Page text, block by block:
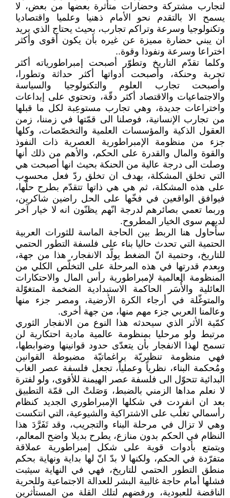
لتجارب مشتركة وحضارات متأثرة بعضها من بعض، لا
يسمح الا بالتقدم نحو الأمام ذهنيا وعلميا واقتصاديا
وتكنولوجيا وسرعة وتراكم تجارب، بحيث يحتاج الذي يريد
ان يبني حضارة مميزة عن غيره بأن يكون أقوى وأكثر
اختراعا وسرعة ونفوذا وقوة..
وكلما تقدّم التاريخ وتطوّر أصبحت إمبراطورياته أكثر
تجربة وحنكة، وأصبحت أدواتها أكثر حداثة وتطورا،
وأصبحت تجارب العلوم والتكنولوجيا والسياسة
والاجتماعيات والاقتصاد أكثر دقّة، وتحتوي على إبداعات
واختراعات جديدة، وهي تجارب مستوعِبة لكل ما قبلها
من تجارب الإنسانية، فوصلنا الى قمّتها في زمننا، زمن
العقول الذكية والمؤسسات العلمية والتخصّصات، وكلها
جزء من منظومة الإمبراطورية العصرية ذات النفوذ
والقوة والمال والقدرة على الحكم، والأهم من ذلك أنها
وصلت الى درجة عالية من الحنكة بحيث انها أصبحت هي
التي تخلق المشكلة، بهدف ان تخلق ردّ فعل محسوب
على هذه المشكلة، ثم هي هي ذاتها تتقدّم بطرح حلّها،
فيوافق الواقعين في فخّها على الحل راضين شاكرين،
وربما تعمي بصائرهم لدرجة انّهم يظنّون انه لا خيار آخر
لديهم سوى الخيار المطروح.
سأحاول هنا الربط بين الحاجة الماسة للثورات العربية
الحتمية التي تحدث حاليا بناء على فلسفة التطور الحتمي
للتاريخ، وحتمية انّ الضغط يولّد الانفجار، هذا من جهة،
وبِعدم قدرتها في هذه المرحلة على التخلّص الكلي من
المنظومة العالمية لإمبراطورية رأس المال والاحتكارات
العائلية والأُسَر الحاكمة الاستبدادية الضخمة المتغوّلة
والمتوغّلة في أرجاء الكرة الأرضية، ومصر جزء منها
وعالمنا العربي جزء مهم منها، من جهة أخرى.
كمّية الأثر الذي سيحدثه هذا النوع من الانفجار الثوري
مرتبط ولو مرحليا بمنظومة عالمية مادية احتكارية لن
تسمح لهذا الانفجار بأن يتعدّى حدود قوانينها وضوابطها،
فهي منظومة تنظيريّة براغماتيّة مضبوطة القوانين
ومُحكمة البناء، نظرياً وعملياً، تجعل فلسفة عصر الغاب
البدائية تتحوّل الى فلسفة عصر الهيمنة للأقوى، ولو لفترة
لا نعلم مداها الزمني بالضبط، وَصَلتْ الى قمّة التطبيق
بعد ان انفردت في شكلها الإمبراطوري الجديد كنظام
رأسمالي تغلّب على الاشتراكية والشيوعية، التي انتكست
وهي لا تزال في مرحلة البناء والتجريب، وقد تَفَرَّدَ هذا
النظام في الحكم بدون منازع، يطرح بديلا واضح المعالم،
ويتمتع بأدوات قوية على شكل إمبراطورية عملاقة
متفرّدة في الحكم، ولكنها لا بدّ انّ لها بداية ونهاية بحكم
منطق التطور الحتمي للتاريخ، فهي في النهاية سيثبت
فشلها أمام حاجة غالبية البشر للعدالة الاجتماعية وللحرية
الناقضة للعبودية، ورفضهم لتلك القلة من المستأثرين